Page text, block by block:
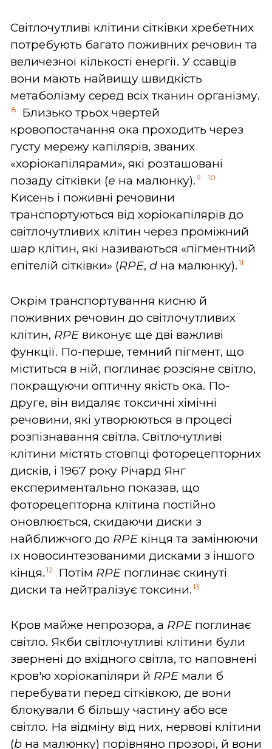
Світлочутливі клітини сітківки хребетних
потребують багато поживних речовин та
величезної кількості енергії. У ссавців
вони мають найвищу швидкість
метаболізму серед всіх тканин організму.
8
Близько трьох чвертей
кровопостачання ока проходить через
густу мережу капілярів, званих
«хоріокапілярами», які розташовані
позаду сітківки (е на малюнку). 9 10
Кисень і поживні речовини
транспортуються від хоріокапілярів до
світлочутливих клітин через проміжний
шар клітин, які називаються «пігментний
епітелій сітківки» (RPE, d на малюнку). 11
Окрім транспортування кисню й
поживних речовин до світлочутливих
клітин, RPE виконує ще дві важливі
функції. По-перше, темний пігмент, що
міститься в ній, поглинає розсіяне світло,
покращуючи оптичну якість ока. По-
друге, він видаляє токсичні хімічні
речовини, які утворюються в процесі
розпізнавання світла. Світлочутливі
клітини містять стовпці фоторецепторних
дисків, і 1967 року Річард Янг
експериментально показав, що
фоторецепторна клітина постійно
оновлюється, скидаючи диски з
найближчого до RPE кінця та замінюючи
їх новосинтезованими дисками з іншого
кінця. 12 Потім RPE поглинає скинуті
диски та нейтралізує токсини. 13
Кров майже непрозора, а RPE поглинає
світло. Якби світлочутливі клітини були
звернені до вхідного світла, то наповнені
кров'ю хоріокапіляри й RPE мали б
перебувати перед сітківкою, де вони
блокували б більшу частину або все
світло. На відміну від них, нервові клітини
(b на малюнку) порівняно прозорі, й вони